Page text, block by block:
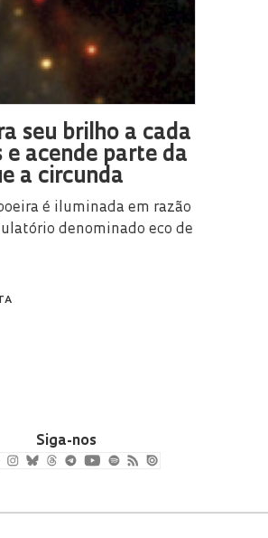
seu brilho a cada
e acende parte da
a circunda
é iluminada em razão
denominado eco de
Siga-nos